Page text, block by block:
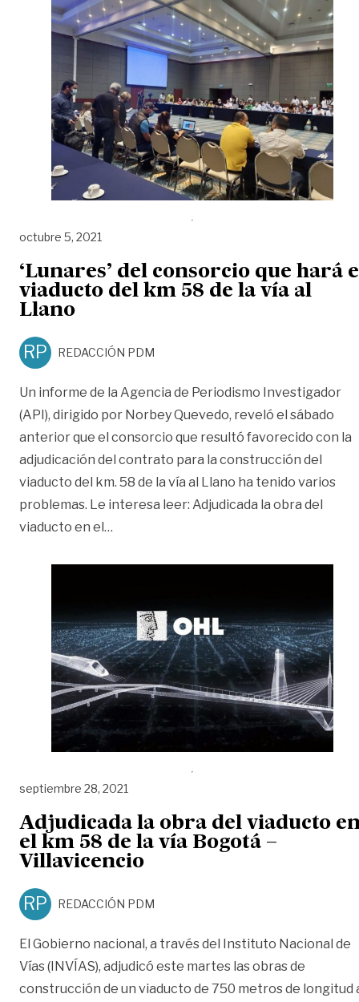
octubre 5, 2021
‘Lunares’ del consorcio que hará
viaducto del km 58 de la vía al
Llano
RP REDACCIÓN PDM
Un informe de la Agencia de Periodismo Investigador
(API), dirigido por Norbey Quevedo, reveló el sábado
anterior que el consorcio que resultó favorecido con la
adjudicación del contrato para la construcción del
viaducto del km. 58 de la vía al Llano ha tenido varios
problemas. Le interesa leer: Adjudicada la obra del
viaducto en el…
septiembre 28, 2021
Adjudicada la obra del viaducto
el km 58 de la vía Bogotá –
Villavicencio
RP REDACCIÓN PDM
El Gobierno nacional, a través del Instituto Nacional de
Vías (INVÍAS), adjudicó este martes las obras de
construcción de un viaducto de 750 metros de longitud